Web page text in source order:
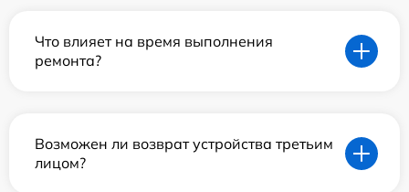
Что влияет на время выполнения
ремонта?
Возможен ли возврат устройства третьим
лицом?